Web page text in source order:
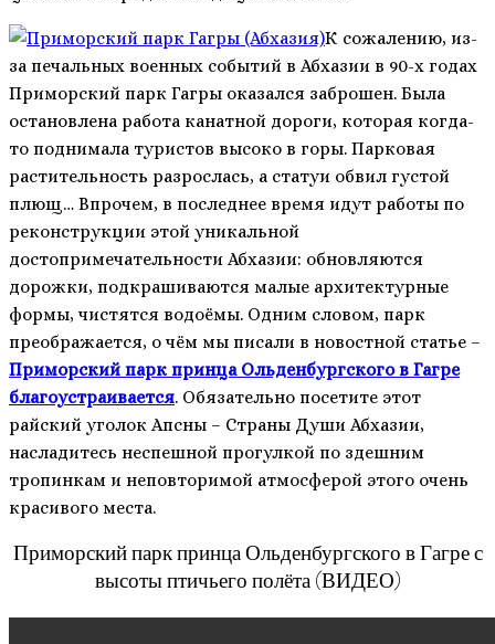
К сожалению, из-
за печальных военных событий в Абхазии в 90-х годах
Приморский парк Гагры оказался заброшен. Была
остановлена работа канатной дороги, которая когда-
то поднимала туристов высоко в горы. Парковая
растительность разрослась, а статуи обвил густой
плющ… Впрочем, в последнее время идут работы по
реконструкции этой уникальной
достопримечательности Абхазии: обновляются
дорожки, подкрашиваются малые архитектурные
формы, чистятся водоёмы. Одним словом, парк
преображается, о чём мы писали в новостной статье –
Приморский парк принца Ольденбургского в Гагре
благоустраивается. Обязательно посетите этот
райский уголок Апсны – Страны Души Абхазии,
насладитесь неспешной прогулкой по здешним
тропинкам и неповторимой атмосферой этого очень
красивого места.
Приморский парк принца Ольденбургского в Гагре с
высоты птичьего полёта (ВИДЕО)